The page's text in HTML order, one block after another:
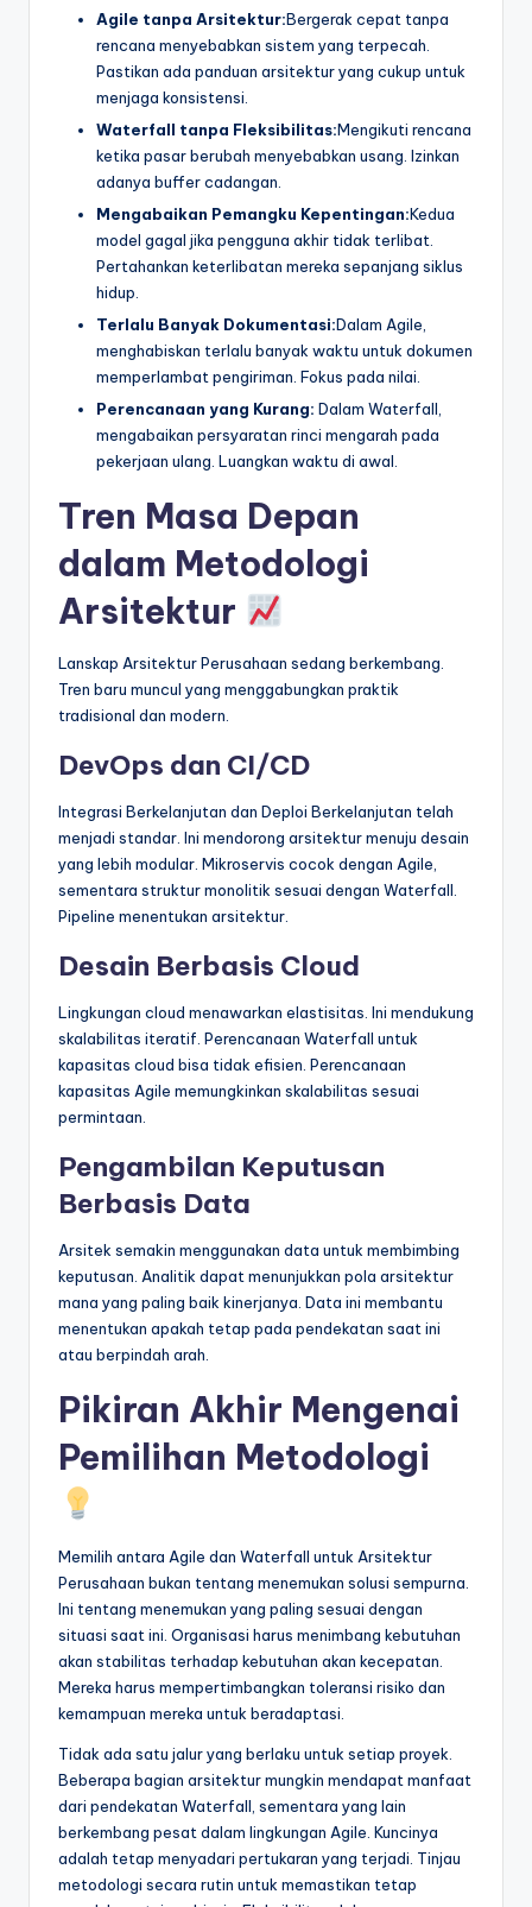
Agile tanpa Arsitektur:Bergerak cepat tanpa
rencana menyebabkan sistem yang terpecah.
Pastikan ada panduan arsitektur yang cukup untuk
menjaga konsistensi.
Waterfall tanpa Fleksibilitas:Mengikuti rencana
ketika pasar berubah menyebabkan usang. Izinkan
adanya buffer cadangan.
Mengabaikan Pemangku Kepentingan:Kedua
model gagal jika pengguna akhir tidak terlibat.
Pertahankan keterlibatan mereka sepanjang siklus
hidup.
Terlalu Banyak Dokumentasi:Dalam Agile,
menghabiskan terlalu banyak waktu untuk dokumen
memperlambat pengiriman. Fokus pada nilai.
Perencanaan yang Kurang: Dalam Waterfall,
mengabaikan persyaratan rinci mengarah pada
pekerjaan ulang. Luangkan waktu di awal.
Tren Masa Depan
dalam Metodologi
Arsitektur
Lanskap Arsitektur Perusahaan sedang berkembang.
Tren baru muncul yang menggabungkan praktik
tradisional dan modern.
DevOps dan CI/CD
Integrasi Berkelanjutan dan Deploi Berkelanjutan telah
menjadi standar. Ini mendorong arsitektur menuju desain
yang lebih modular. Mikroservis cocok dengan Agile,
sementara struktur monolitik sesuai dengan Waterfall.
Pipeline menentukan arsitektur.
Desain Berbasis Cloud
Lingkungan cloud menawarkan elastisitas. Ini mendukung
skalabilitas iteratif. Perencanaan Waterfall untuk
kapasitas cloud bisa tidak efisien. Perencanaan
kapasitas Agile memungkinkan skalabilitas sesuai
permintaan.
Pengambilan Keputusan
Berbasis Data
Arsitek semakin menggunakan data untuk membimbing
keputusan. Analitik dapat menunjukkan pola arsitektur
mana yang paling baik kinerjanya. Data ini membantu
menentukan apakah tetap pada pendekatan saat ini
atau berpindah arah.
Pikiran Akhir Mengenai
Pemilihan Metodologi
Memilih antara Agile dan Waterfall untuk Arsitektur
Perusahaan bukan tentang menemukan solusi sempurna.
Ini tentang menemukan yang paling sesuai dengan
situasi saat ini. Organisasi harus menimbang kebutuhan
akan stabilitas terhadap kebutuhan akan kecepatan.
Mereka harus mempertimbangkan toleransi risiko dan
kemampuan mereka untuk beradaptasi.
Tidak ada satu jalur yang berlaku untuk setiap proyek.
Beberapa bagian arsitektur mungkin mendapat manfaat
dari pendekatan Waterfall, sementara yang lain
berkembang pesat dalam lingkungan Agile. Kuncinya
adalah tetap menyadari pertukaran yang terjadi. Tinjau
metodologi secara rutin untuk memastikan tetap